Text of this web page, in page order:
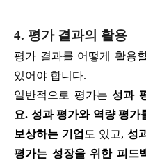
4. 평가 결과의 활용
평가 결과를 어떻게 활용
있어야 합니다.
일반적으로 평가는성과
요. 성과 평가와 역량 평가
보상하는 기업 도 있고, 성
평가는 성장을 위한 피드